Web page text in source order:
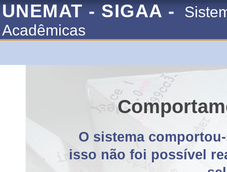
UNEMAT - SIGAA -
Acadêmicas
O sistema
isso não foi possível